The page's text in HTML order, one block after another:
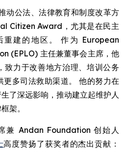
动公法、法律教育和制度改革方
Citizen Award，尤其是在民主
重建的地区。 作为 European
(EPLO) 主任兼董事会主席，他
致力于改善地方治理、培训公务
更多司法救助渠道。 他的努力在
了深远影响，推动建立起维护人
架。
兼 Andan Foundation 创始人
高度赞扬了获奖者的杰出贡献：